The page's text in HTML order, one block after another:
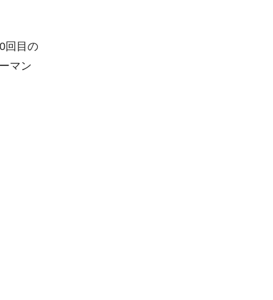
回目の
マン